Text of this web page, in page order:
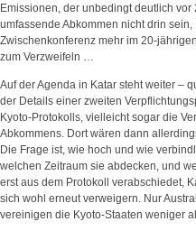
Emissionen, der unbedingt deutlich
umfassende Abkommen nicht drin
Zwischenkonferenz mehr im 20-
zum Verzweifeln …
Auf der Agenda in Katar steht weiter –
der Details einer zweiten
Kyoto-Protokolls, vielleicht sogar die
Abkommens. Dort wären dann
Die Frage ist, wie hoch und wie
welchen Zeitraum sie abdecken, und
erst aus dem Protokoll verabschiedet,
sich wohl erneut verweigern. Nur
vereinigen die Kyoto-Staaten weniger